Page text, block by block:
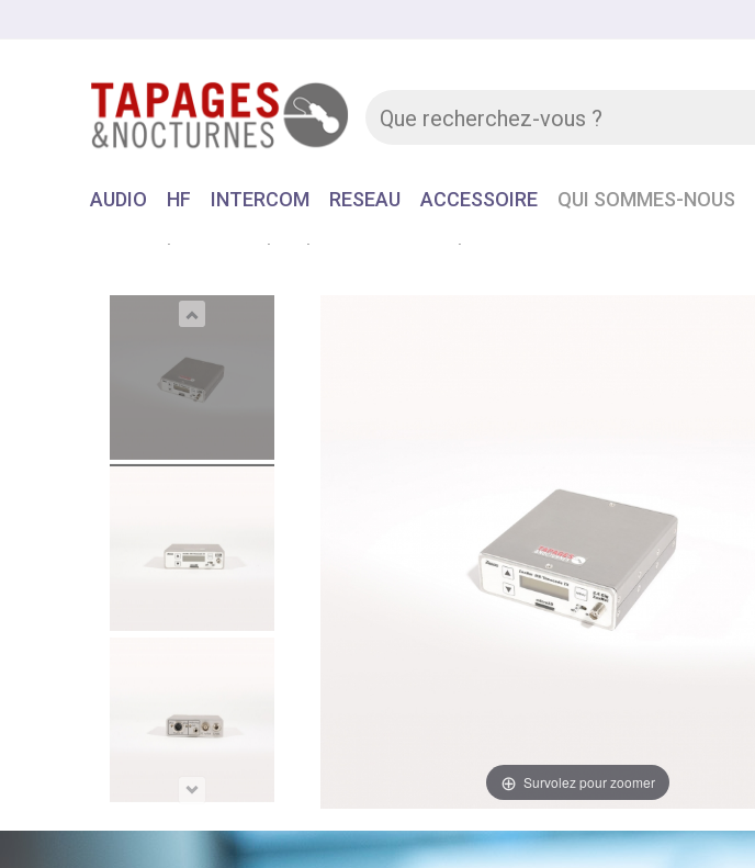
AUDIO HF INTERCOM RESEAU ACCESSOIRE QUI SOMMES-NOUS
Survolez pour zoomer